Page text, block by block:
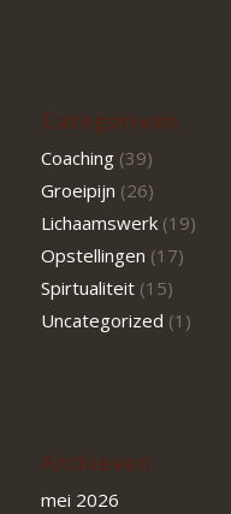
Categorieën
Coaching(39)
Groeipijn (26)
Lichaamswerk(19)
Opstellingen (17)
Spirtualiteit(15)
Uncategorized (1)
Archieven
mei 2026